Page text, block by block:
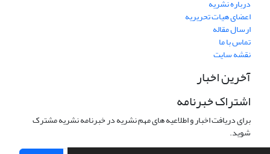
درباره نشریه
اعضای هیات تحریریه
ارسال مقاله
تماس با ما
نقشه سایت
آخرین اخبار
اشتراک خبرنامه
برای دریافت اخبار و اطلاعیه های مهم نشریه در خبرنامه نشریه مشترک
شوید.